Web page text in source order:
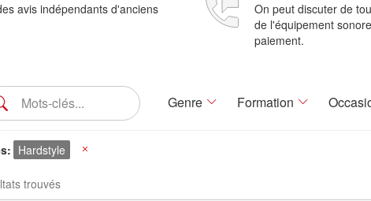
avis indépendants d'anciens
On peut discuter de
de l'équipement
paiement.
Genre Formation
Hardstyle
trouvés